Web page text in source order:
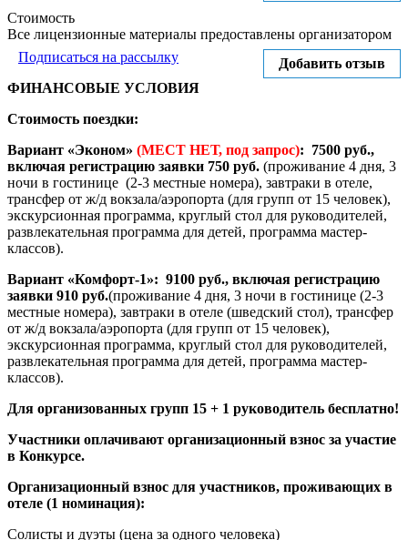
Стоимость
Все лицензионные материалы предоставлены организатором
Добавить отзыв
Подписаться на рассылку
ФИНАНСОВЫЕ УСЛОВИЯ
Стоимость поездки:
Вариант «Эконом» (МЕСТ НЕТ, под запрос): 7500 руб.,
включая регистрацию заявки 750 руб. (проживание 4 дня, 3
ночи в гостинице (2-3 местные номера), завтраки в отеле,
трансфер от ж/д вокзала/аэропорта (для групп от 15 человек),
экскурсионная программа, круглый стол для руководителей,
развлекательная программа для детей, программа мастер-
классов).
Вариант «Комфорт-1»: 9100 руб., включая регистрацию
заявки 910 руб.(проживание 4 дня, 3 ночи в гостинице (2-3
местные номера), завтраки в отеле (шведский стол), трансфер
от ж/д вокзала/аэропорта (для групп от 15 человек),
экскурсионная программа, круглый стол для руководителей,
развлекательная программа для детей, программа мастер-
классов).
Для организованных групп 15 + 1 руководитель бесплатно!
Участники оплачивают организационный взнос за участие
в Конкурсе.
Организационный взнос для участников, проживающих в
отеле (1 номинация):
Солисты и дуэты (цена за одного человека)